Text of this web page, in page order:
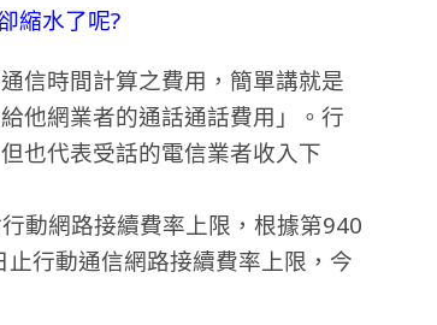
縮水了呢?
信時間計算之費用，簡單講就是
他網業者的通話通話費用」。行
也代表受話的電信業者收入下
動網路接續費率上限，根據第940
行動通信網路接續費率上限，今